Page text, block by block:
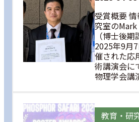
受賞概要
究室の
（博士後期
2025年9月
催された応
術講演会に
物理学会
教育・研